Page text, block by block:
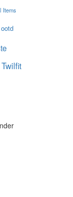
Items
ootd
Twilfit